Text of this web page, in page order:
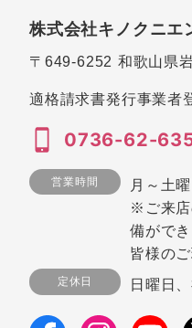
株式会社キノクニエ
〒649-6252 和歌山県
適格請求書発行事業者
0736-62-
営業時間
月～土
※ご来店
備がで
皆様の
定休日 日曜日